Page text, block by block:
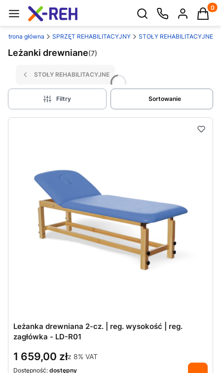
Otwórz wyszukiwarkę
Strona główna SPRZĘT REHABILITACYJNY STOŁY REHABILITACYJNE
Leżanki drewniane(7)
STOŁY REHABILITACYJNE
Filtry Sortowanie
Leżanka drewniana 2-cz. | reg. wysokość | reg.
zagłówka - LD-R01
1 659,00 złz 8% VAT
Dostępność: dostępny